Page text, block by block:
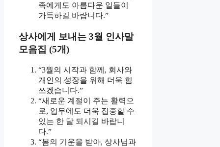
족에게도 아름다운 일들이
가득하길 바랍니다.”
상사에게 보내는 3월 인사말
모음집 (5개)
“3월의 시작과 함께, 회사와
개인의 성장을 위해 더욱 힘
쓰겠습니다.”
“새로운 계절이 주는 활력으
로, 업무에도 더욱 집중할 수
있는 한 달 되시길 바랍니
다.”
“봄의 기운을 받아, 상사님과